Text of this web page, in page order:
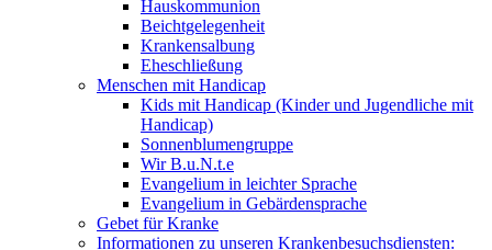
Hauskommunion
Beichtgelegenheit
Krankensalbung
Eheschließung
Menschen mit Handicap
Kids mit Handicap (Kinder und Jugendliche mit
Handicap)
Sonnenblumengruppe
Wir B.u.N.t.e
Evangelium in leichter Sprache
Evangelium in Gebärdensprache
Gebet für Kranke
Informationen zu unseren Krankenbesuchsdiensten: